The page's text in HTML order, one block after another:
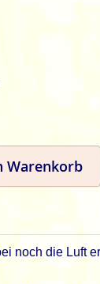
Warenkorb
noch die Luft